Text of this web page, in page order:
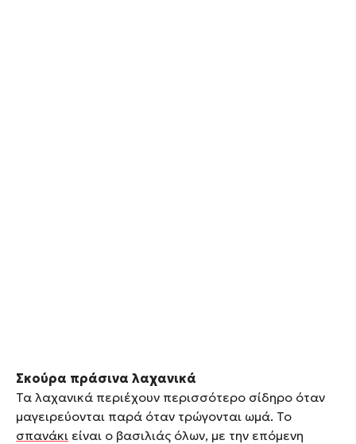
Σκούρα πράσινα λαχανικά
Τα λαχανικά περιέχουν περισσότερο σίδηρο όταν
µαγειρεύονται παρά όταν τρώγονται ωµά. Το
σπανάκι είναι ο βασιλιάς όλων, µε την επόμενη